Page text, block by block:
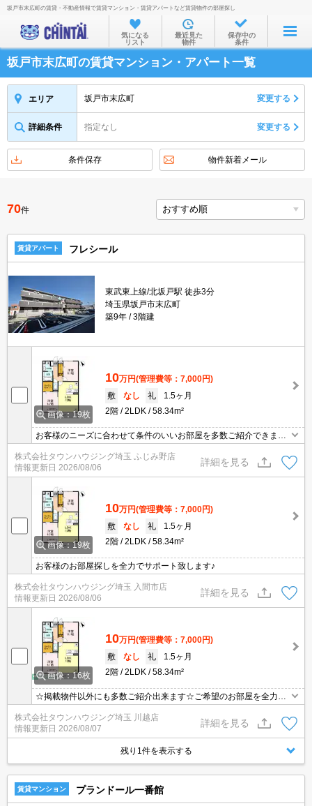
お部屋を探す
沿線・駅から
住所から
物件特集から
不動産会社から
TOP
坂戸市末広町の賃貸・不動産情報で賃貸マンション・賃貸アパートなど賃貸物件の部屋探し
気になる
リスト
最近見た
物件
保存中の
条件
坂戸市末広町の賃貸マンション・アパート一覧
エリア 坂戸市末広町 変更する
詳細条件 指定なし 変更する
条件保存 物件新着メール
70件
賃貸アパート フレシール
東武東上線/北坂戸駅 徒歩3分
埼玉県坂戸市末広町
築9年
3階建
画像：19枚
10万円(管理費等：7,000円)
敷
なし 礼
1.5ヶ月
2階
2LDK 58.34m²
お客様のニーズに合わせて条件のいいお部屋を多数ご紹介できます♪
情報数No.1のタウンハウジングまで是非お問い合わせください！
株式会社タウンハウジング埼玉 ふじみ野店
情報更新日 2026/08/06
詳細を見る
画像：19枚
10万円(管理費等：7,000円)
敷
なし 礼
1.5ヶ月
2階
2LDK 58.34m²
お客様のお部屋探しを全力でサポート致します♪
株式会社タウンハウジング埼玉 入間市店
情報更新日 2026/08/06
詳細を見る
画像：16枚
10万円(管理費等：7,000円)
敷
なし 礼
1.5ヶ月
2階
2LDK 58.34m²
☆掲載物件以外にも多数ご紹介出来ます☆ご希望のお部屋を全力で
お探しさせて頂きます♪
株式会社タウンハウジング埼玉 川越店
情報更新日 2026/08/07
詳細を見る
残り1件を表示する
賃貸マンション プランドール一番館